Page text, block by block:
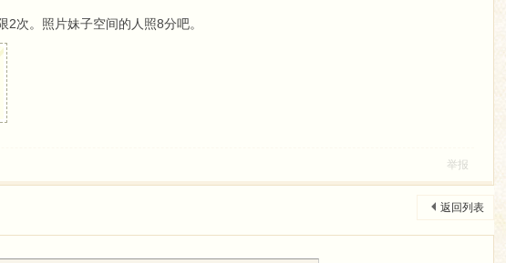
次。照片妹子空间的人照8分吧。
举报
返回列表